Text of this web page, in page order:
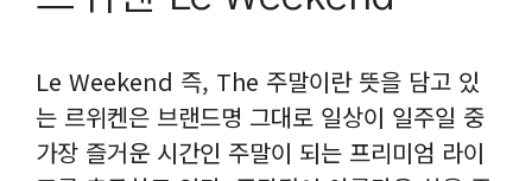
Le Weekend 즉, The 주말이란 뜻을 담고 있
는 르위켄은 브랜드명 그대로 일상이 일주일 중
가장 즐거운 시간인 주말이 되는 프리미엄 라이